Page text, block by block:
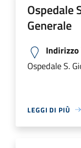
Ospedale
Generale
Indirizzo
Ospedale S.
LEGGI DI PIÙ